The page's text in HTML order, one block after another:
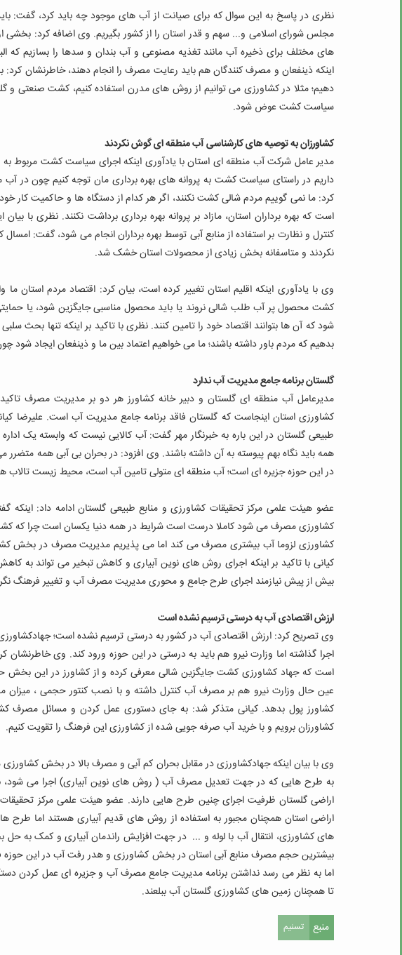
نظری در پاسخ به این سوال که برای صیانت از آب های موجود چه باید کرد، گفت:
مجلس شورای اسلامی و... سهم و قدر استان را از کشور بگیریم. وی اضافه کرد: بخشی از
های مختلف برای ذخیره آب مانند تغذیه مصنوعی و آب بندان و سدها را بسازیم که
اینکه ذینفعان و مصرف کنندگان هم باید رعایت مصرف را انجام دهند، خاطرنشان کرد:
دهیم؛ مثلا در کشاورزی می توانیم از روش های مدرن استفاده کنیم، کشت صنعتی
سیاست کشت عوض شود.
کشاورزان به توصیه های کارشناسی آب منطقه ای گوش نکردند
مدیر عامل شرکت آب منطقه ای استان با یادآوری اینکه اجرای سیاست کشت مربوط به
داریم در راستای سیاست کشت به پروانه های بهره برداری مان توجه کنیم چون در
کرد: ما نمی گوییم مردم شالی کشت نکنند، اگر هر کدام از دستگاه ها و حاکمیت کار
است که بهره برداران استان، مازاد بر پروانه بهره برداری برداشت نکنند. نظری با بیان
کنترل و نظارت بر استفاده از منابع آبی توسط بهره برداران انجام می شود، گفت:
نکردند و متاسفانه بخش زیادی از محصولات استان خشک شد.
وی با یادآوری اینکه اقلیم استان تغییر کرده است، بیان کرد: اقتصاد مردم
کشت محصول پر آب طلب شالی نروند یا باید محصول مناسبی جایگزین شود، یا
شود که آن ها بتوانند اقتصاد خود را تامین کنند. نظری با تاکید بر اینکه تنها بحث
بدهیم که مردم باور داشته باشند؛ ما می خواهیم اعتماد بین ما و ذینفعان ایجاد
گلستان برنامه جامع مدیریت آب ندارد
مدیرعامل آب منطقه ای گلستان و دبیر خانه کشاورز هر دو بر مدیریت مصرف
کشاورزی استان اینجاست که گلستان فاقد برنامه جامع مدیریت آب است. علیرضا
طبیعی گلستان در این باره به خبرنگار مهر گفت: آب کالایی نیست که وابسته یک
همه باید نگاه بهم پیوسته به آن داشته باشند. وی افزود: در بحران بی آبی همه متضرر
در این حوزه جزیره ای است؛ آب منطقه ای متولی تامین آب است، محیط زیست تالاب
عضو هیئت علمی مرکز تحقیقات کشاورزی و منابع طبیعی گلستان ادامه داد:
کشاورزی مصرف می شود کاملا درست است شرایط در همه دنیا یکسان است چرا که
کشاورزی لزوما آب بیشتری مصرف می کند اما می پذیریم مدیریت مصرف در بخش
کیانی با تاکید بر اینکه اجرای روش های نوین آبیاری و کاهش تبخیر می تواند به
بیش از پیش نیازمند اجرای طرح جامع و محوری مدیریت مصرف آب و تغییر فرهنگ
ارزش اقتصادی آب به درستی ترسیم نشده است
وی تصریح کرد: ارزش اقتصادی آب در کشور به درستی ترسیم نشده است؛
اجرا گذاشته اما وزارت نیرو هم باید به درستی در این حوزه ورود کند. وی
است که جهاد کشاورزی کشت جایگزین شالی معرفی کرده و از کشاورز در این بخش
عین حال وزارت نیرو هم بر مصرف آب کنترل داشته و با نصب کنتور حجمی ، میزان
کشاورز پول بدهد. کیانی متذکر شد: به جای دستوری عمل کردن و مسائل مصرف
کشاورزان برویم و با خرید آب صرفه جویی شده از کشاورزی این فرهنگ را تقویت کنیم.
وی با بیان اینکه جهادکشاورزی در مقابل بحران کم آبی و مصرف بالا در بخش
اراضی استان همچنان مجبور به استفاده از روش های قدیم آبیاری هستند اما طرح
های کشاورزی، انتقال آب با لوله و ... در جهت افزایش راندمان آبیاری و کمک به حل
بیشترین حجم مصرف منابع آبی استان در بخش کشاورزی و هدر رفت آب در این
اما به نظر می رسد نداشتن برنامه مدیریت جامع مصرف آب و جزیره ای عمل کردن
تا همچنان زمین های کشاورزی گلستان آب ببلعند.
منبع تسنیم